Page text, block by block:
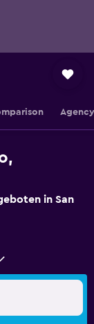
in San